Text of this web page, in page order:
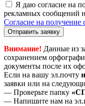
Я даю согласие на
рекламных сообщений
Согласие на получение
Отправить заявку
Внимание! Данные из
сохранением
документы после их
Если на вашу эл.почту
заявки или на
— Проверьте папку
— Напишите нам на